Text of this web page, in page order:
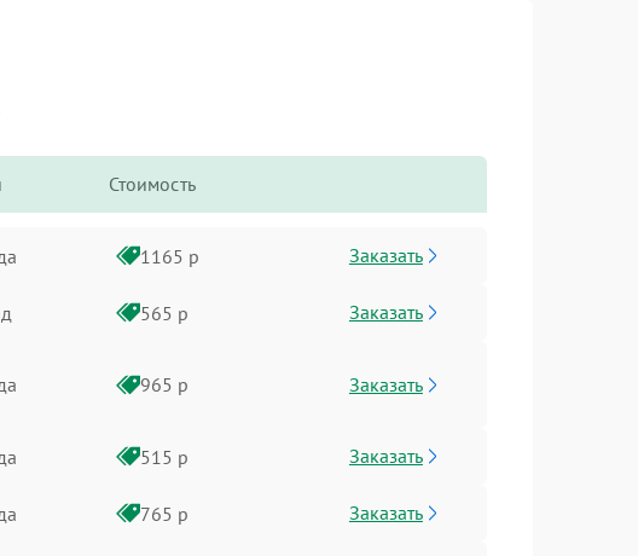
Стоимость
1165 р Заказать
565 р Заказать
965 р Заказать
515 р Заказать
765 р Заказать